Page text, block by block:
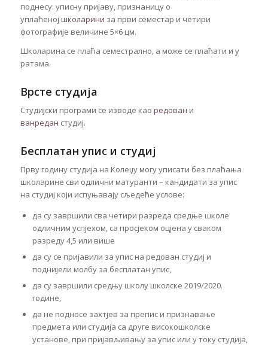
поднесу: уписну пријаву, признаницу о
уплаћеној школарини за први семестар и четири
фотографије величине 5×6 цм.
Школарина се плаћа семестрално, а може се плаћати и у
ратама.
Врсте студија
Студијски програми се изводе као редован и
ванредан студиј.
Бесплатан упис и студиј
Прву годину студија на Колеџу могу уписати без плаћања
школарине сви одлични матуранти – кандидати за упис
на студиј који испуњавају сљедеће услове:
да су завршили сва четири разреда средње школе
одличним успјехом, са просјеком оцјена у сваком
разреду 4,5 или више
да су се пријавили за упис на редован студиј и
поднијели молбу за бесплатан упис,
да су завршили средњу школу школске 2019/2020.
године,
да не подносе захтјев за препис и признавање
предмета или студија са друге високошколске
установе, при пријављивању за упис или у току студија,